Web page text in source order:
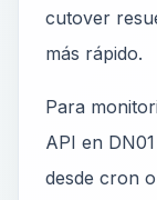
cutover
más rápido.
Para
API en
desde cron